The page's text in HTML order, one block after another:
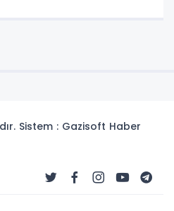
Sistem : Gazisoft Haber